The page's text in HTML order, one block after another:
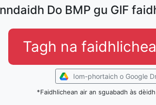
Do BMP gu GIF
Tagh na
Iom-phortaich o Google
*Faidhlichean air an sguabadh às